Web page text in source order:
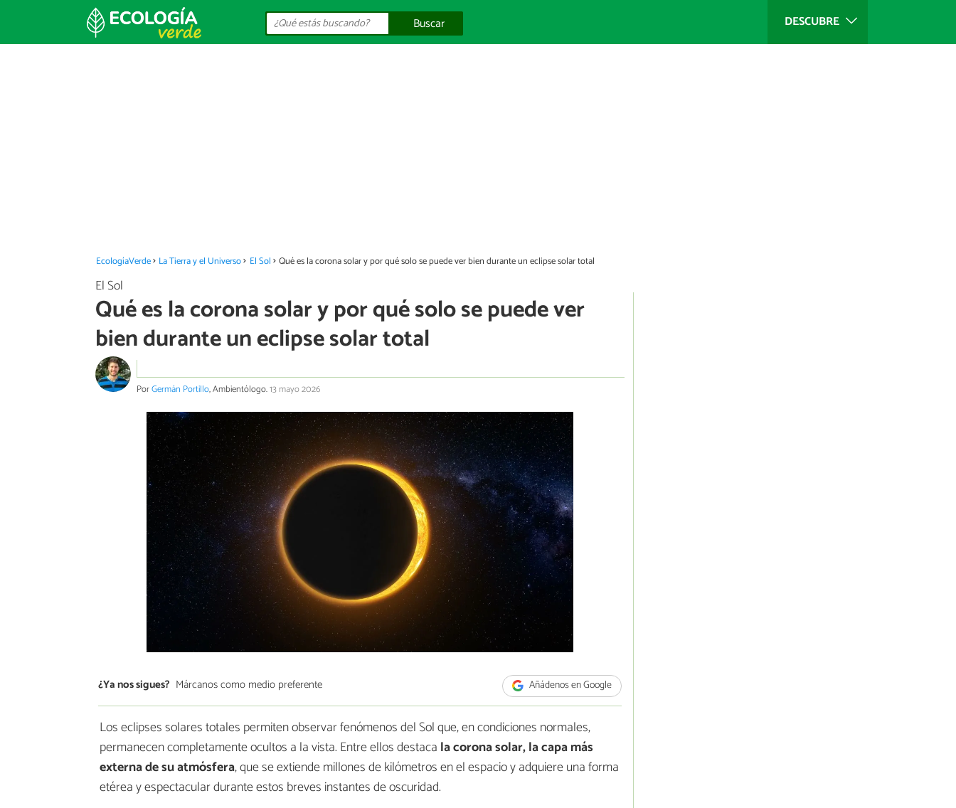
DESCUBRE
Buscar
EcologíaVerde La Tierra y el Universo El Sol Qué es la corona solar y por qué solo se puede ver bien durante un eclipse solar total
El Sol
Qué es la corona solar y por qué solo se puede ver
bien durante un eclipse solar total
PorGermán Portillo, Ambientólogo.13 mayo 2026
¿Ya nos sigues? Márcanos como medio preferente Añádenos en Google
Los eclipses solares totales permiten observar fenómenos del Sol que, en condiciones normales,
permanecen completamente ocultos a la vista. Entre ellos destaca la corona solar, la capa más
externa de su atmósfera, que se extiende millones de kilómetros en el espacio y adquiere una forma
etérea y espectacular durante estos breves instantes de oscuridad.